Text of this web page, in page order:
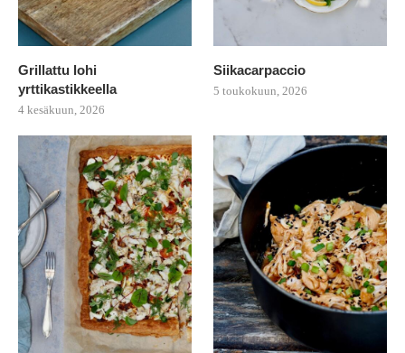
Grillattu lohi
yrttikastikkeella
4 kesäkuun, 2026
Siikacarpaccio
5 toukokuun, 2026